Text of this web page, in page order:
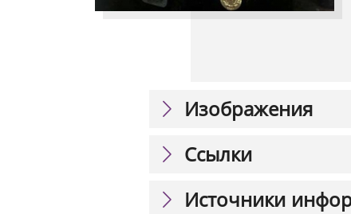
Изображения
Ссылки
Источники